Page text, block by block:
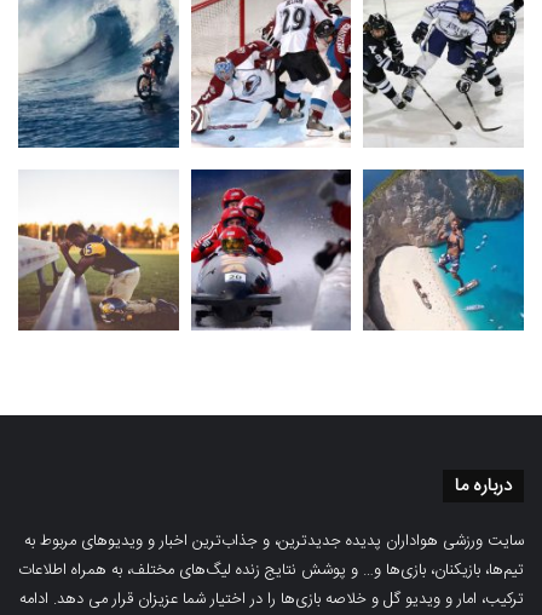
درباره ما
سایت ورزشی هواداران پدیده جدیدترین، و جذاب‌ترین اخبار و ویدیوهای مربوط به
تیم‌ها، بازیکنان، بازی‌ها و… و پوشش نتایج زنده لیگ‌های مختلف، به همراه اطلاعات
ترکیب، امار و ویدیو‌‌ گل‌ و خلاصه بازی‌ها را در اختیار شما عزیزان قرار می دهد. ادامه